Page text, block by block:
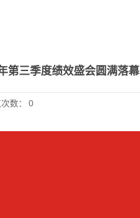
第三季度绩效盛会圆满落幕
数： 0